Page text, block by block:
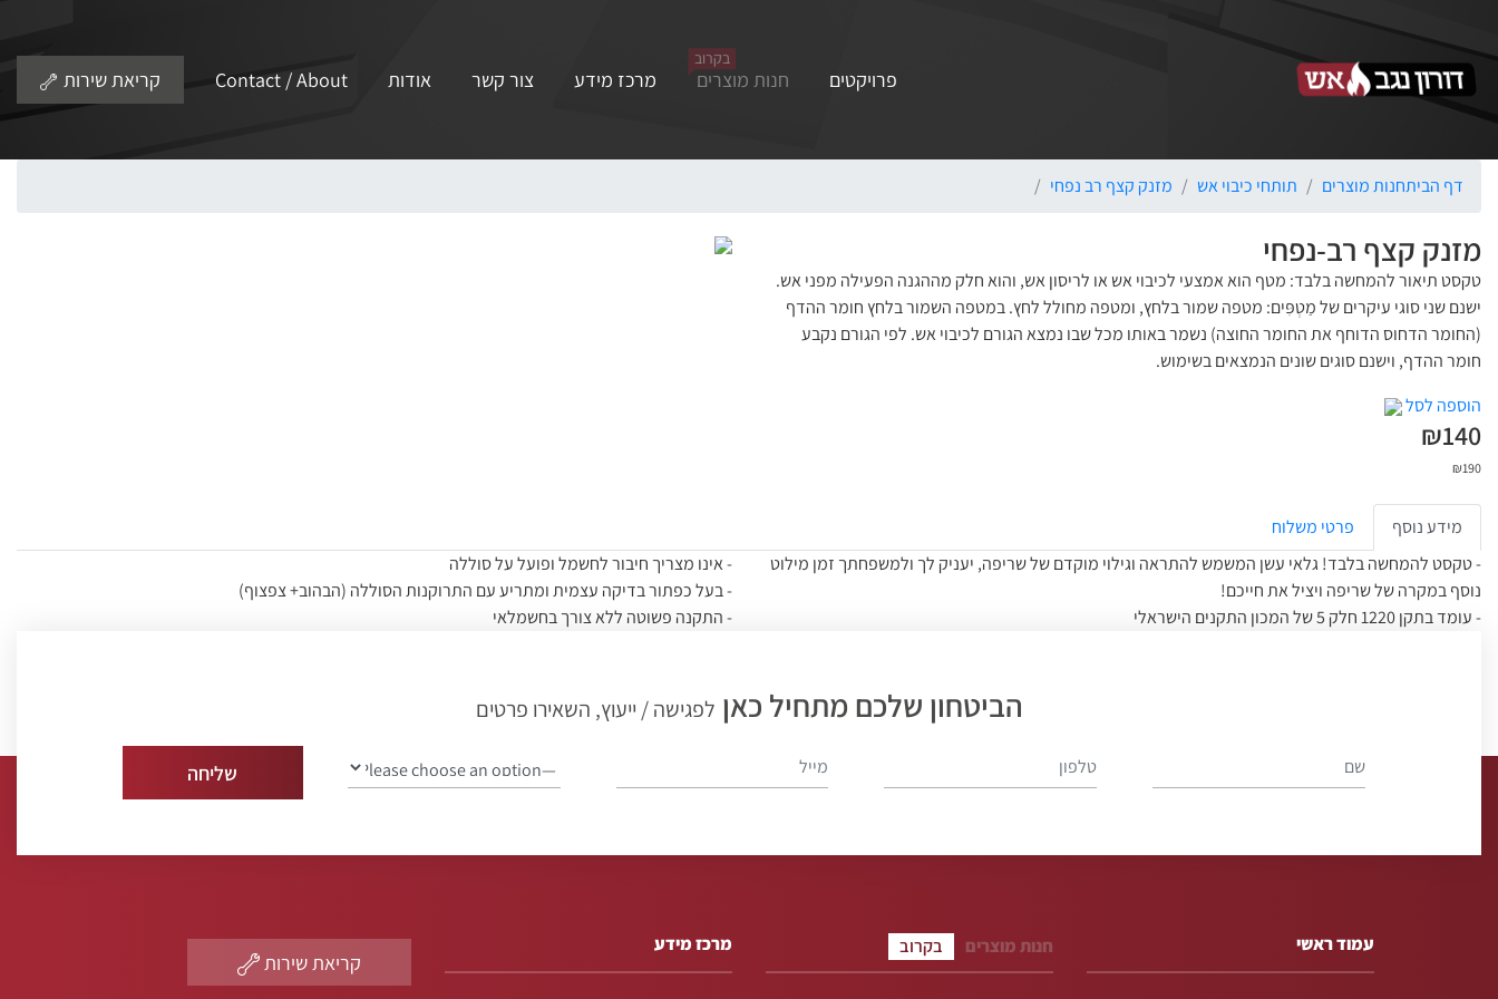
פרויקטים חנות מוצרים
בקרוב
מרכז מידע צור קשר אודות Contact / About קריאת שירות
דף הביתחנות מוצרים תותחי כיבוי אש מזנק קצף רב נפחי
מזנק קצף רב-נפחי
טקסט תיאור להמחשה בלבד: מטף הוא אמצעי לכיבוי אש או לריסון אש, והוא חלק מההגנה הפעילה מפני אש.
ישנם שני סוגי עיקרים של מַטְפִּים: מטפה שמור בלחץ, ומטפה מחולל לחץ. במטפה השמור בלחץ חומר ההדף
(החומר הדחוס הדוחף את החומר החוצה) נשמר באותו מכל שבו נמצא הגורם לכיבוי אש. לפי הגורם נקבע
חומר ההדף, וישנם סוגים שונים הנמצאים בשימוש.
הוספה לסל
₪140
₪190
מידע נוסף
פרטי משלוח
- טקסט להמחשה בלבד! גלאי עשן המשמש להתראה וגילוי מוקדם של שריפה, יעניק לך ולמשפחתך זמן מילוט
נוסף במקרה של שריפה ויציל את חייכם!
- עומד בתקן 1220 חלק 5 של המכון התקנים הישראלי
- אינו מצריך חיבור לחשמל ופועל על סוללה
- בעל כפתור בדיקה עצמית ומתריע עם התרוקנות הסוללה (הבהוב+ צפצוף)
- התקנה פשוטה ללא צורך בחשמלאי
- אחריות לשנה למוצר (לא לסוללה)
- המוצר מגיע עם סוללה והוראות התקנה מפורטותהביטחון שלכם מתחיל כאן לפגישה / ייעוץ, השאירו פרטים
עמוד ראשי חנות מוצרים בקרוב מרכז מידע
קריאת שירות